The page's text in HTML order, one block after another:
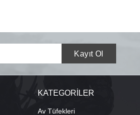
KATEGORİLER
Av Tüfekleri